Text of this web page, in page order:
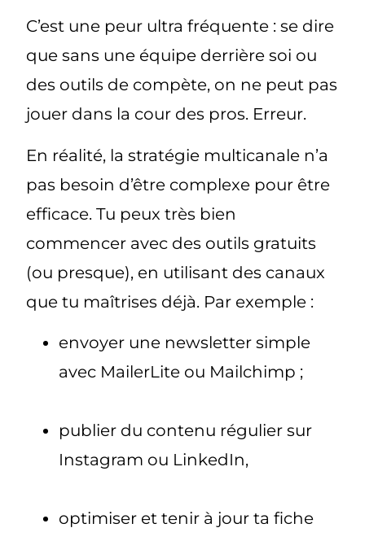
C’est une peur ultra fréquente : se dire
que sans une équipe derrière soi ou
des outils de compète, on ne peut pas
jouer dans la cour des pros. Erreur.
En réalité, la stratégie multicanale n’a
pas besoin d’être complexe pour être
efficace. Tu peux très bien
commencer avec des outils gratuits
(ou presque), en utilisant des canaux
que tu maîtrises déjà. Par exemple :
envoyer une newsletter simple
avec MailerLite ou Mailchimp ;
publier du contenu régulier sur
Instagram ou LinkedIn,
optimiser et tenir à jour ta fiche